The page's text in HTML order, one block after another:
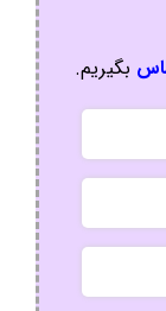
بگیریم.